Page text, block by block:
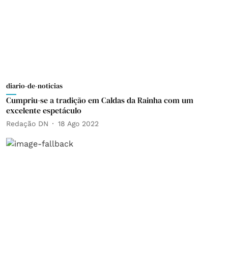
diario-de-noticias
Cumpriu-se a tradição em Caldas da Rainha com um
excelente espetáculo
Redação DN 18 Ago 2022